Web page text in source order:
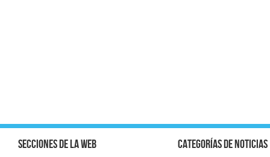
Secciones de la web Categorías de noticias